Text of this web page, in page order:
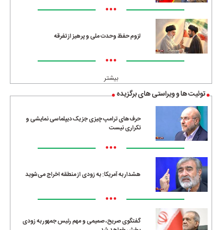
•••
لزوم حفظ وحدت ملی و پرهیز از تفرقه
•••
بیشتر
توئیت ها و ویراستی های برگزیده
حرف‌های ترامپ چیزی جز یک دیپلماسی نمایشی و
تکراری نیست
•••
هشدار به آمریکا: به زودی از منطقه اخراج می‌شوید
•••
گفتگوی صریح، صمیمی و مهم رئیس جمهور به زودی